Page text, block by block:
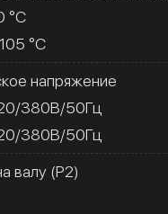
°C
°C
напряжение
380В/50Гц
380В/50Гц
валу (Р2)